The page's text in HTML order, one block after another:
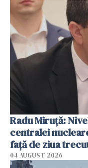
Radu Miruţă:
centralei
faţă de ziua
04 AUGUST 2026